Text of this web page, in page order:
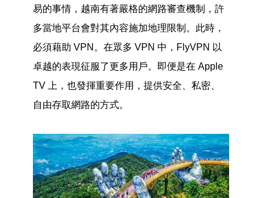
易的事情，越南有著嚴格的網路審查機制，許
多當地平台會對其內容施加地理限制。此時，
必須藉助 VPN。在眾多 VPN 中，FlyVPN 以
卓越的表現征服了更多用戶。即便是在 Apple
TV 上，也發揮重要作用，提供安全、私密、
自由存取網路的方式。